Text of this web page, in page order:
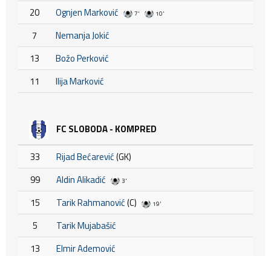
20
Ognjen Marković 7' 10'
7
Nemanja Jokić
13
Božo Perković
11
Ilija Marković
FC SLOBODA - KOMPRED
33 Rijad Bećarević(GK)
99
Aldin Alikadić 3'
15 Tarik Rahmanović(C) 19'
5
Tarik Mujabašić
13
Elmir Ademović